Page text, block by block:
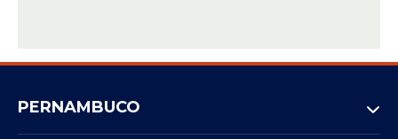
PERNAMBUCO